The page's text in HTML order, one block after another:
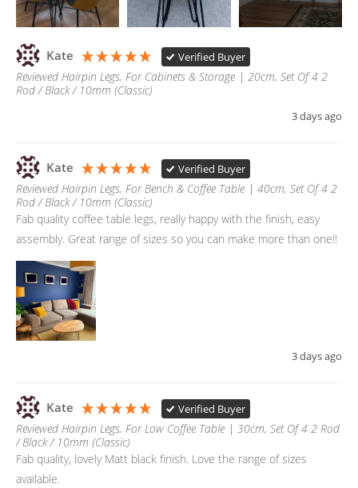
Kate Verified Buyer
Reviewed Hairpin Legs, For Cabinets & Storage | 20cm, Set Of 4 2
Rod / Black / 10mm (Classic)
3 days ago
Kate Verified Buyer
Reviewed Hairpin Legs, For Bench & Coffee Table | 40cm, Set Of 4 2
Rod / Black / 10mm (Classic)
Fab quality coffee table legs, really happy with the finish, easy
assembly. Great range of sizes so you can make more than one!!
3 days ago
Kate Verified Buyer
Reviewed Hairpin Legs, For Low Coffee Table | 30cm, Set Of 4 2 Rod
/ Black / 10mm (Classic)
Fab quality, lovely Matt black finish. Love the range of sizes
available.